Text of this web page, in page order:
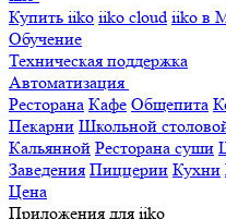
Купить iiko iiko cloud iiko в
Обучение
Техническая поддержка
Автоматизация
Ресторана Кафе Общепита
Пекарни Школьной
Кальянной Ресторана суши
Заведения Пиццерии Кухни
Цена
Приложения для iiko